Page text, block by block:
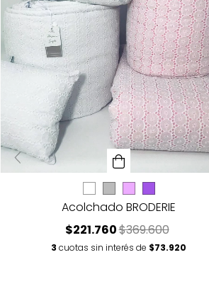
Acolchado BRODERIE
$221.760$369.600
3 cuotas sin interés de $73.920